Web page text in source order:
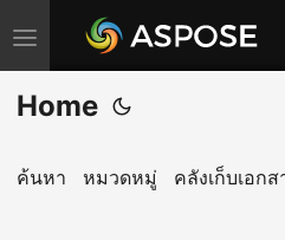
T
o
g
l
Home
ค้นหา หมวดหมู่ คลังเก็บเอก